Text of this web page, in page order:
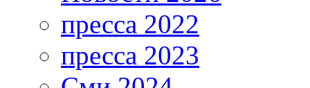
пресса 2022
пресса 2023